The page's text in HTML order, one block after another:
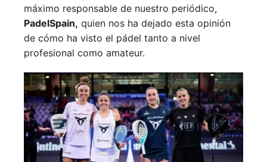
máximo responsable de nuestro periódico,
PadelSpain, quien nos ha dejado esta opinión
de cómo ha visto el pádel tanto a nivel
profesional como amateur.